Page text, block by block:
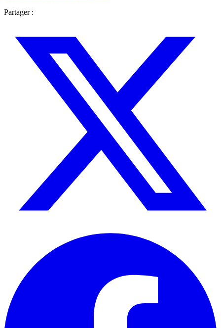
Partager :